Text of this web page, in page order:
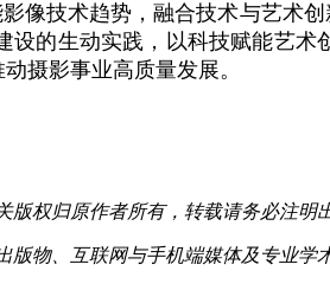
技术趋势，融合技术与艺术
的生动实践，以科技赋能艺
摄影事业高质量发展。
权归原作者所有，转载请务必注明
物、互联网与手机端媒体及专业学